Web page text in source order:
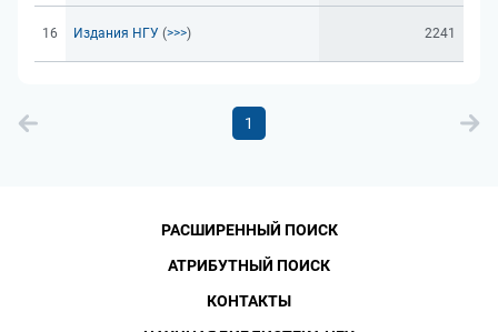
16 Издания НГУ (>>>) 2241
1
РАСШИРЕННЫЙ ПОИСК
АТРИБУТНЫЙ ПОИСК
КОНТАКТЫ